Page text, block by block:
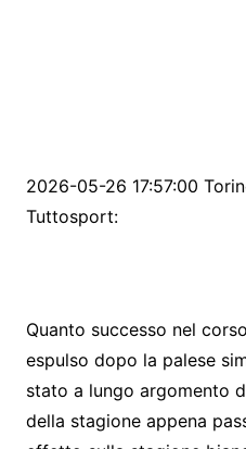
2026-05-26 17:57:00
Tuttosport:
Quanto successo nel
espulso dopo la palese
stato a lungo argomento
della stagione appena